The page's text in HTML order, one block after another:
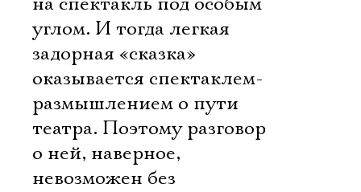
углом. И тогда легкая
задорная «сказка»
оказывается спектаклем-
размышлением о пути
театра. Поэтому разговор
о ней, наверное,
невозможен без